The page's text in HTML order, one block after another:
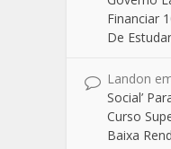
Financiar
De
Landon
Social’
Curso
Baixa